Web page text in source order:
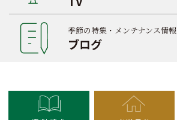
季節の特集・メンテナンス情報
ブログ